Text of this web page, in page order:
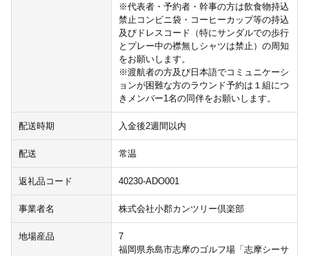
※代表者・予約者・幹事の方は飲食物持込
禁止コンビニ袋・コーヒーカップ等の持込
及びドレスコード（特にサンダルでの歩行
とプレー中の襟無しシャツは禁止）の周知
をお願いします。
※渡航者の方及び日本語でコミュニケーシ
ョンが困難な方のラウンド予約は１組につ
きメンバー1名の同伴をお願いします。
配送時期 入金後2週間以内
配送 常温
返礼品コード 40230-ADO001
事業者名 株式会社小郡カンツリー倶楽部
地場産品
7
福岡県糸島市志摩のゴルフ場「志摩シーサ